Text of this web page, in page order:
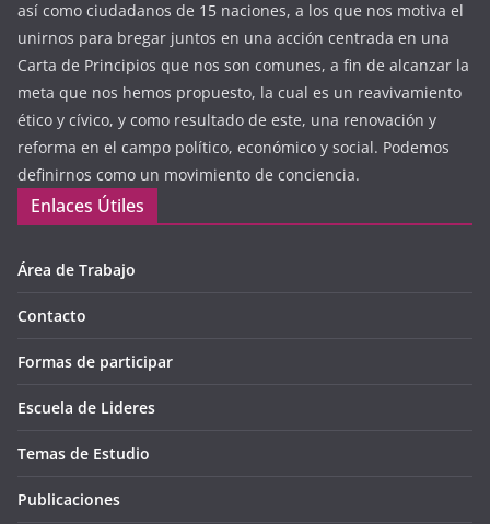
así como ciudadanos de 15 naciones, a los que nos motiva el
unirnos para bregar juntos en una acción centrada en una
Carta de Principios que nos son comunes, a fin de alcanzar la
meta que nos hemos propuesto, la cual es un reavivamiento
ético y cívico, y como resultado de este, una renovación y
reforma en el campo político, económico y social. Podemos
definirnos como un movimiento de conciencia.
Enlaces Útiles
Área de Trabajo
Contacto
Formas de participar
Escuela de Lideres
Temas de Estudio
Publicaciones